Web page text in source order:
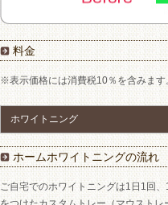
料金
※表示価格には消費税10％を含みます
ホワイトニング
ホームホワイトニングの流れ
ご自宅でのホワイトニングは1日1回